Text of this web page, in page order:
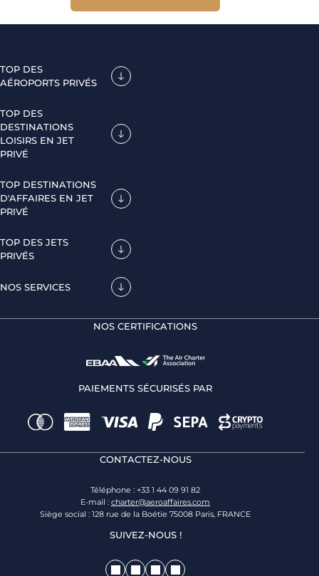
TOP DES
AÉROPORTS PRIVÉS
TOP DES
DESTINATIONS
LOISIRS EN JET
PRIVÉ
TOP DESTINATIONS
D'AFFAIRES EN JET
PRIVÉ
TOP DES JETS
PRIVÉS
NOS SERVICES
NOS CERTIFICATIONS
PAIEMENTS SÉCURISÉS PAR
CONTACTEZ-NOUS
Téléphone : +33 1 44 09 91 82
E-mail : charter@aeroaffaires.com
Siège social : 128 rue de la Boétie 75008 Paris, FRANCE
SUIVEZ-NOUS !